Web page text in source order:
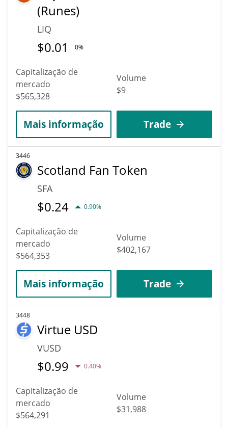
(Runes)
LIQ
$0.01 0%
Capitalização de
mercado
$565,328
Volume
$9
Mais informação Trade
3446
Scotland Fan Token
SFA
$0.24 0.90%
Capitalização de
mercado
$564,353
Volume
$402,167
Mais informação Trade
3448
Virtue USD
VUSD
$0.99 0.40%
Capitalização de
mercado
$564,291
Volume
$31,988